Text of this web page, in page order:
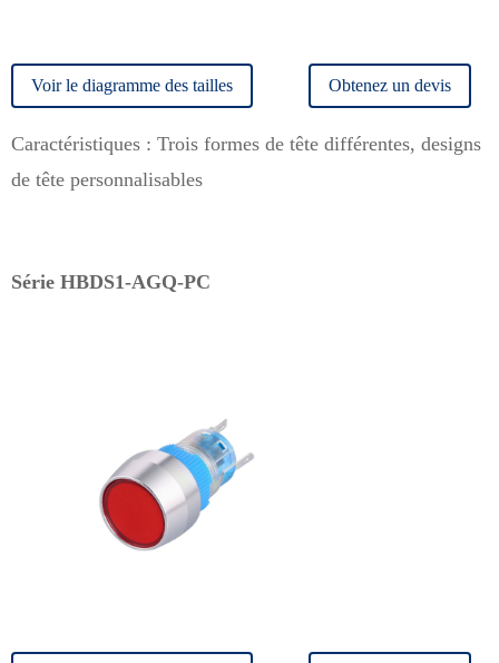
Voir le diagramme des tailles Obtenez un devis
Caractéristiques : Trois formes de tête différentes, designs
de tête personnalisables
Série HBDS1-AGQ-PC